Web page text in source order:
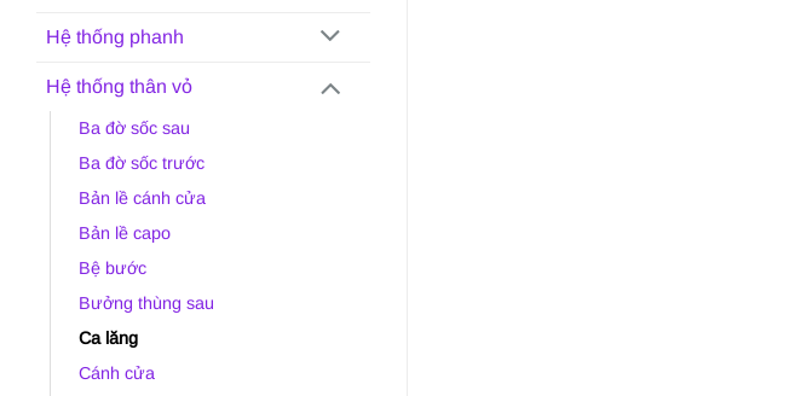
Hệ thống phanh
Hệ thống thân vỏ
Ba đờ sốc sau
Ba đờ sốc trước
Bản lề cánh cửa
Bản lề capo
Bệ bước
Bưởng thùng sau
Ca lăng
Cánh cửa